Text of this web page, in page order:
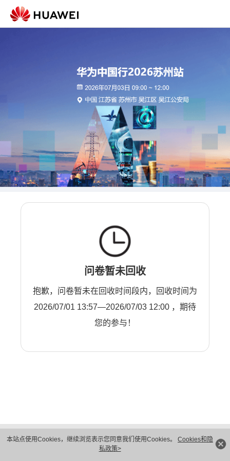
本站点使用Cookies，继续浏览表示您同意我们使用Cookies。 Cookies和隐
私政策>
问卷暂未回收
抱歉，问卷暂未在回收时间段内，回收时间为
2026/07/01 13:57—2026/07/03 12:00 ，期待
您的参与！
隐私保护
法律声明